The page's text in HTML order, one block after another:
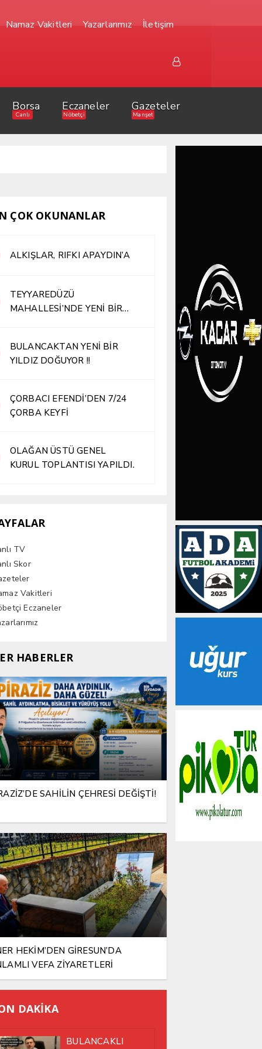
Namaz Vakitleri Yazarlarımız İletişim
Borsa
Canlı
Eczaneler
Nöbetçi
Gazeteler
Manşet
ÇOK OKUNANLAR
ALKIŞLAR, RIFKI APAYDIN’A
TEYYAREDÜZÜ
MAHALLESİ’NDE YENİ BİR
BULANCAKTAN YENİ BİR
YILDIZ DOĞUYOR !!
ÇORBACI EFENDİ’DEN 7/24
ÇORBA KEYFİ
OLAĞAN ÜSTÜ GENEL
KURUL TOPLANTISI YAPILDI.
TV
Skor
Vakitleri
Eczaneler
HABERLER
SAHİLİN ÇEHRESİ DEĞİŞTİ!
HEKİM’DEN GİRESUN’DA
VEFA ZİYARETLERİ
DAKİKA
BULANCAKLI